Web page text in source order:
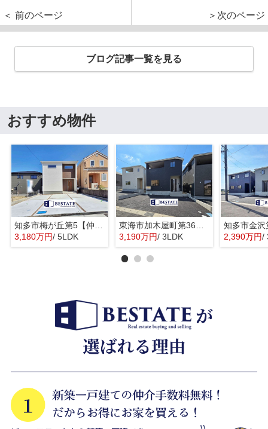
＜ 前のページ ＞次のページ
ブログ記事一覧を見る
おすすめ物件
知多市梅が丘第5【仲介手数料0円】
3,180万円/ 5LDK
東海市加木屋町第36の3号棟【仲介手数料0円】
3,190万円/ 3LDK 2,390万円/